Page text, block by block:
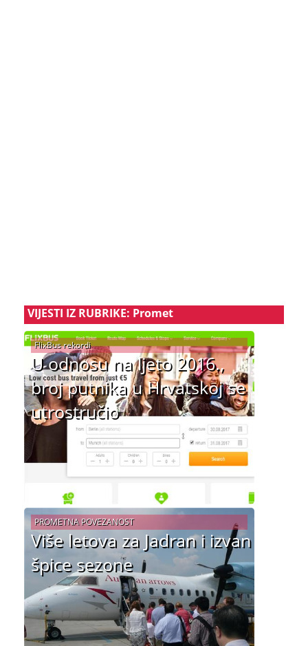
VIJESTI IZ RUBRIKE: Promet
U odnosu na ljeto 2016.,
broj putnika u Hrvatskoj se
utrostručio
FlixBus rekordi
Više letova za Jadran i izvan
špice sezone
PROMETNA POVEZANOST